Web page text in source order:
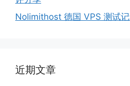
Nolimithost 德国 VPS 测试
近期文章